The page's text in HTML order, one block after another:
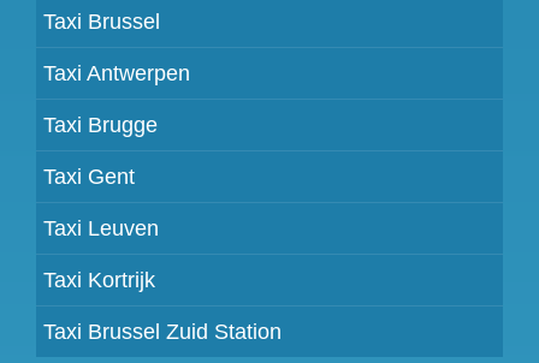
Taxi Brussel
Taxi Antwerpen
Taxi Brugge
Taxi Gent
Taxi Leuven
Taxi Kortrijk
Taxi Brussel Zuid Station